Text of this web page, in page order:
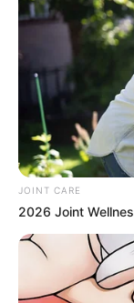
Spikes At Home
GLYCOGEN SUPPORT
JOINT CARE
2026 Joint